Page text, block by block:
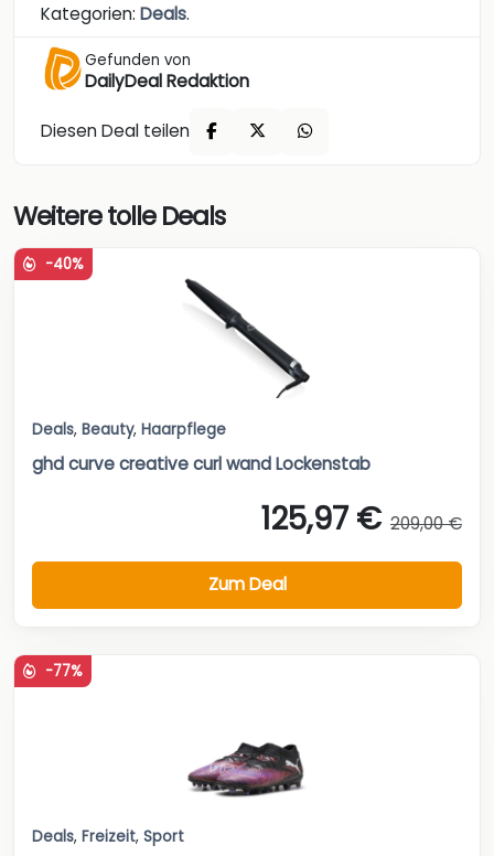
Kategorien: Deals.
Gefunden von
DailyDeal Redaktion
Diesen Deal teilen
Weitere tolle Deals
-40%
Deals, Beauty, Haarpflege
ghd curve creative curl wand Lockenstab
125,97 € 209,00 €
Zum Deal
-77%
Deals, Freizeit, Sport